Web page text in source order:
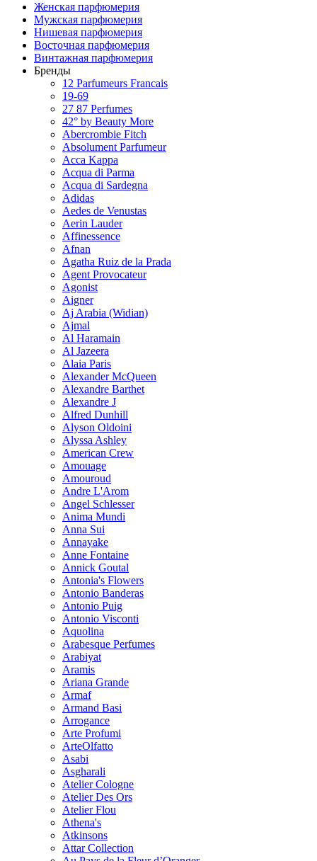
Женская парфюмерия
Мужская парфюмерия
Нишевая парфюмерия
Восточная парфюмерия
Винтажная парфюмерия
Бренды
12 Parfumeurs Francais
19-69
27 87 Perfumes
42° by Beauty More
Abercrombie Fitch
Absolument Parfumeur
Acca Kappa
Acqua di Parma
Acqua di Sardegna
Adidas
Aedes de Venustas
Aerin Lauder
Affinessence
Afnan
Agatha Ruiz de la Prada
Agent Provocateur
Agonist
Aigner
Aj Arabia (Widian)
Ajmal
Al Haramain
Al Jazeera
Alaia Paris
Alexander McQueen
Alexandre Barthet
Alexandre J
Alfred Dunhill
Alyson Oldoini
Alyssa Ashley
American Crew
Amouage
Amouroud
Andre L'Arom
Angel Schlesser
Anima Mundi
Anna Sui
Annayake
Anne Fontaine
Annick Goutal
Antonia's Flowers
Antonio Banderas
Antonio Puig
Antonio Visconti
Aquolina
Arabesque Perfumes
Arabiyat
Aramis
Ariana Grande
Armaf
Armand Basi
Arrogance
Arte Profumi
ArteOlfatto
Asabi
Asgharali
Atelier Cologne
Atelier Des Ors
Atelier Flou
Athena's
Atkinsons
Attar Collection